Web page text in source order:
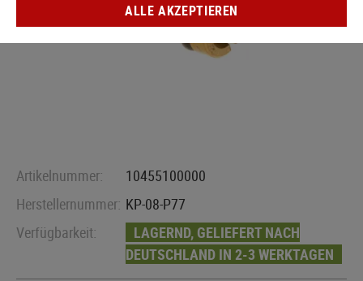
Artikelnummer:
10455100000
Herstellernummer: KP-08-P77
Verfügbarkeit:
LAGERND, GELIEFERT NACH
DEUTSCHLAND IN 2-3 WERKTAGEN
ALLE AKZEPTIEREN